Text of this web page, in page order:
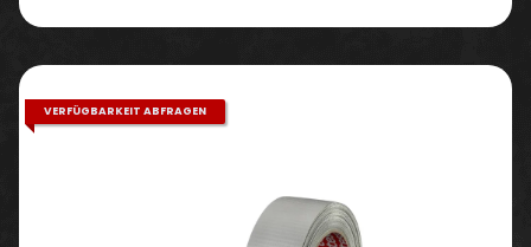
VERFÜGBARKEIT ABFRAGEN